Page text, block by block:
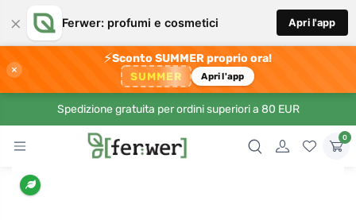
× Ferwer: profumi e cosmetici Apri l'app
×
⚡Sconto SUMMER proprio ora!
SUMMER Apri l'app
Spedizione gratuita per ordini superiori a 80 EUR
0